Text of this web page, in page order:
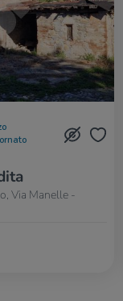
Via Manelle -